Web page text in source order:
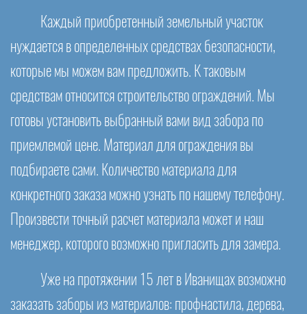
Каждый приобретенный земельный участок
нуждается в определенных средствах безопасности,
которые мы можем вам предложить. К таковым
средствам относится строительство ограждений. Мы
готовы установить выбранный вами вид забора по
приемлемой цене. Материал для ограждения вы
подбираете сами. Количество материала для
конкретного заказа можно узнать по нашему телефону.
Произвести точный расчет материала может и наш
менеджер, которого возможно пригласить для замера.
Уже на протяжении 15 лет в Иванищах возможно
заказать заборы из материалов: профнастила, дерева,